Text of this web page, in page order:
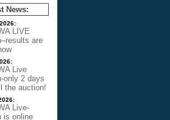
News:
LIVE
are
Live
only 2 days
the auction!
Live-
is online